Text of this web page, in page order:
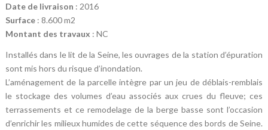
Date de livraison : 2016
Surface: 8.600 m2
Montant des travaux : NC
Installés dans le lit de la Seine, les ouvrages de la station d’épuration
sont mis hors du risque d’inondation.
L’aménagement de la parcelle intègre par un jeu de déblais-remblais
le stockage des volumes d’eau associés aux crues du fleuve; ces
terrassements et ce remodelage de la berge basse sont l’occasion
d’enrichir les milieux humides de cette séquence des bords de Seine.